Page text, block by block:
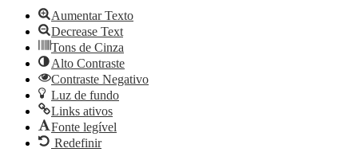
Aumentar Texto
Decrease Text
Tons de Cinza
Alto Contraste
Contraste Negativo
Luz de fundo
Links ativos
Fonte legível
Redefinir